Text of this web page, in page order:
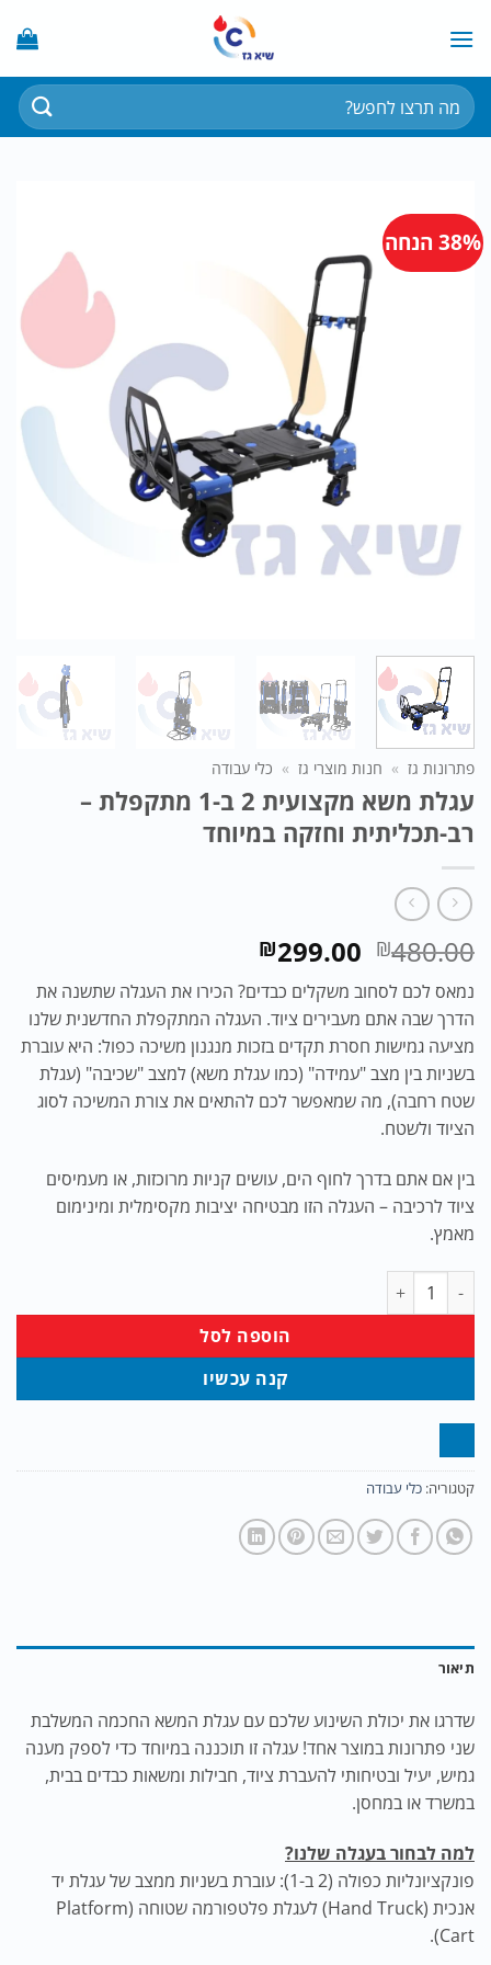
חיפוש
עבור:
38% הנחה
פתרונות גז » חנות מוצרי גז » כלי עבודה
עגלת משא מקצועית 2 ב-1 מתקפלת –
רב-תכליתית וחזקה במיוחד
₪480.00 המחיר
המקורי
היה:
₪480.00.
₪299.00
הנוכחי
הוא:
₪299.00.
נמאס לכם לסחוב משקלים כבדים? הכירו את העגלה שתשנה את
הדרך שבה אתם מעבירים ציוד. העגלה המתקפלת החדשנית שלנו
מציעה גמישות חסרת תקדים בזכות מנגנון משיכה כפול: היא עוברת
בשניות בין מצב "עמידה" (כמו עגלת משא) למצב "שכיבה" (עגלת
שטח רחבה), מה שמאפשר לכם להתאים את צורת המשיכה לסוג
הציוד ולשטח.
בין אם אתם בדרך לחוף הים, עושים קניות מרוכזות, או מעמיסים
ציוד לרכיבה – העגלה הזו מבטיחה יציבות מקסימלית ומינימום
מאמץ.
כמות של עגלת משא מקצועית 2 ב-1 מתקפלת – רב-תכליתית וחזקה במיוחד
הוספה לסל
קנה עכשיו
קטגוריה: כלי עבודה
תיאור
שדרגו את יכולת השינוע שלכם עם עגלת המשא החכמה המשלבת
שני פתרונות במוצר אחד! עגלה זו תוכננה במיוחד כדי לספק מענה
גמיש, יעיל ובטיחותי להעברת ציוד, חבילות ומשאות כבדים בבית,
במשרד או במחסן.
למה לבחור בעגלה שלנו?
פונקציונליות כפולה (2 ב-1): עוברת בשניות ממצב של עגלת יד
אנכית (Hand Truck) לעגלת פלטפורמה שטוחה (Platform
Cart).